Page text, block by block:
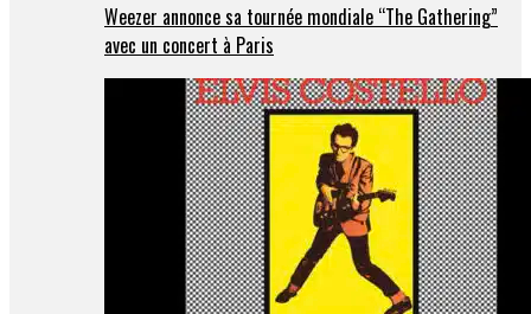
Weezer annonce sa tournée mondiale “The Gathering”
avec un concert à Paris